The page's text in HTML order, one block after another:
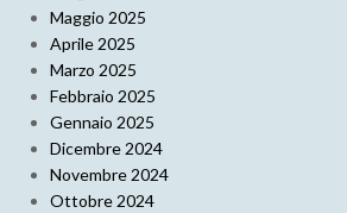
Maggio 2025
Aprile 2025
Marzo 2025
Febbraio 2025
Gennaio 2025
Dicembre 2024
Novembre 2024
Ottobre 2024